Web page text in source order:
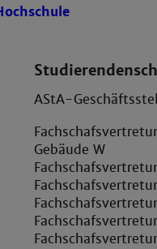
AStA-
Gebäude W